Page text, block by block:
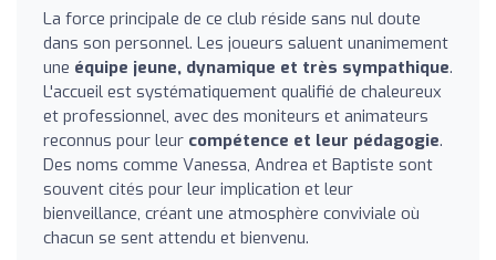
La force principale de ce club réside sans nul doute
dans son personnel. Les joueurs saluent unanimement
une équipe jeune, dynamique et très sympathique.
L'accueil est systématiquement qualifié de chaleureux
et professionnel, avec des moniteurs et animateurs
reconnus pour leur compétence et leur pédagogie.
Des noms comme Vanessa, Andrea et Baptiste sont
souvent cités pour leur implication et leur
bienveillance, créant une atmosphère conviviale où
chacun se sent attendu et bienvenu.